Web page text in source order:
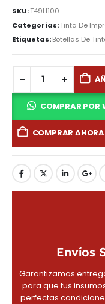
SKU:T49H100
Categorías:Tinta De
Etiquetas:Botellas De
COMPRAR POR
COMPRAR AHORA
Envíos
Garantizamos
para que tus
perfectas